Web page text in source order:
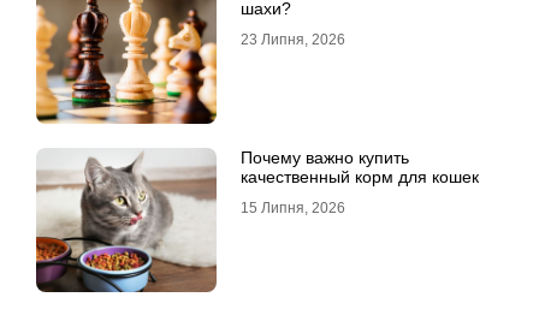
шахи?
23 Липня, 2026
Почему важно купить
качественный корм для кошек
15 Липня, 2026